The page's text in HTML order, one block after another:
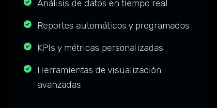
Análisis de datos en tiempo real
Reportes automáticos y programados
KPIs y métricas personalizadas
Herramientas de visualización
avanzadas